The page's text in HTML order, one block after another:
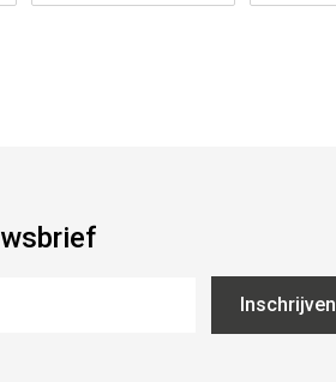
Inschrijven